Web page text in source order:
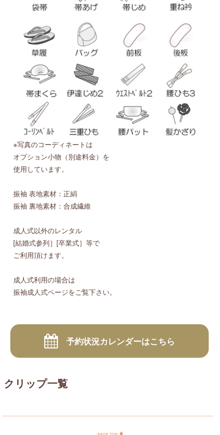
※写真のコーディネートは
オプション小物（別途料金）を
使用しています。
振袖 表地素材：正絹
振袖 裏地素材：合成繊維
成人式以外のレンタル
[結婚式参列］[卒業式］等で
ご利用頂けます。
成人式利用の場合は
振袖成人式ページをご覧下さい。
予約状況カレンダーはこちら
クリップ一覧